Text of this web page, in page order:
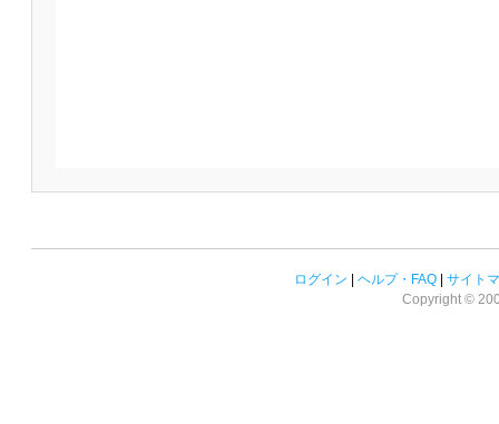
ログイン ヘルプ・FAQ
サイト
Copyright ©